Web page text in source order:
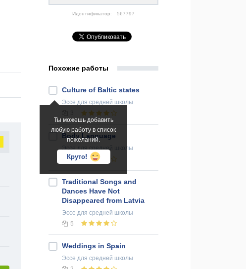
Идентификатор: 567797
Похожие работы
Ты можешь добавить
любую работу в список
пожеланий.
Круто!
Culture of Baltic states
Эссе для средней школы
Body Language
Эсседля средней школы
1
Traditional Songs and
Dances Have Not
Disappeared from Latvia
Эссе для средней школы
5
Weddings in Spain
Эссе для средней школы